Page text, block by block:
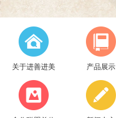
关于进善进美 产品展示